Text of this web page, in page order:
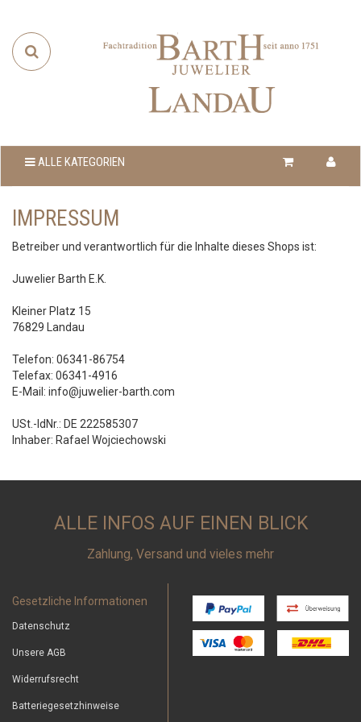
ALLE KATEGORIEN
IMPRESSUM
Betreiber und verantwortlich für die Inhalte dieses Shops ist:
Juwelier Barth E.K.
Kleiner Platz 15
76829 Landau
Telefon: 06341-86754
Telefax: 06341-4916
E-Mail: info@juwelier-barth.com
USt.-IdNr.: DE 222585307
Inhaber: Rafael Wojciechowski
ALLE INFOS AUF EINEN BLICK
Zahlung, Versand und vieles mehr
Gesetzliche Informationen
Datenschutz
Unsere AGB
Widerrufsrecht
Batteriegesetzhinweise